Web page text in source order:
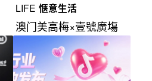
LIFE 惬意生活
澳门美高梅×壹號廣塲
尊享夏日礼遇